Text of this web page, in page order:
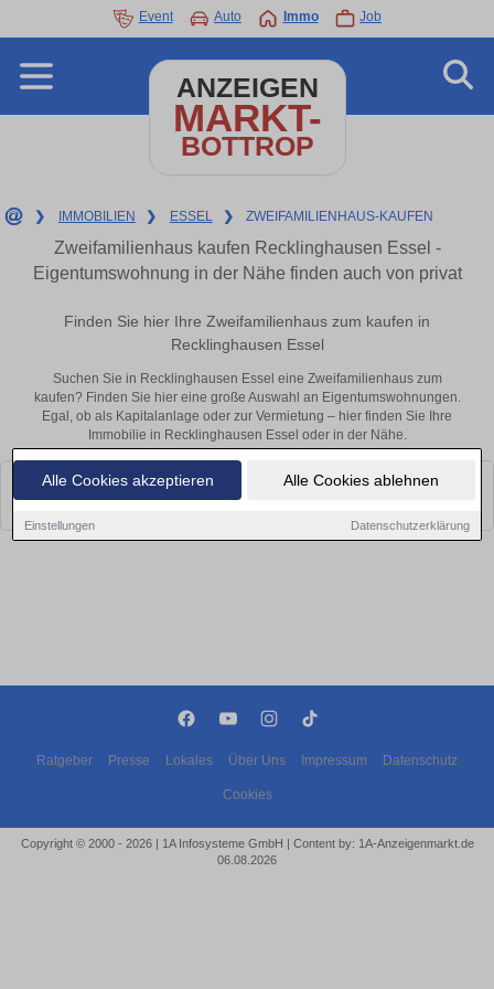
Alle Cookies akzeptieren Alle Cookies ablehnen
Einstellungen Datenschutzerklärung
Event Auto Immo Job
ANZEIGEN
MARKT-
BOTTROP
❯ IMMOBILIEN ❯ ESSEL ❯ ZWEIFAMILIENHAUS-KAUFEN
Zweifamilienhaus kaufen Recklinghausen Essel -
Eigentumswohnung in der Nähe finden auch von privat
Finden Sie hier Ihre Zweifamilienhaus zum kaufen in
Recklinghausen Essel
Suchen Sie in Recklinghausen Essel eine Zweifamilienhaus zum
kaufen? Finden Sie hier eine große Auswahl an Eigentumswohnungen.
Egal, ob als Kapitalanlage oder zur Vermietung – hier finden Sie Ihre
Immobilie in Recklinghausen Essel oder in der Nähe.
Leider konnten wir derzeit keine passenden Objekte finden. Schauen Sie
bald wieder vorbei!
Ratgeber Presse Lokales Über Uns Impressum Datenschutz
Cookies
Copyright © 2000 - 2026 | 1A Infosysteme GmbH | Content by: 1A-Anzeigenmarkt.de
06.08.2026